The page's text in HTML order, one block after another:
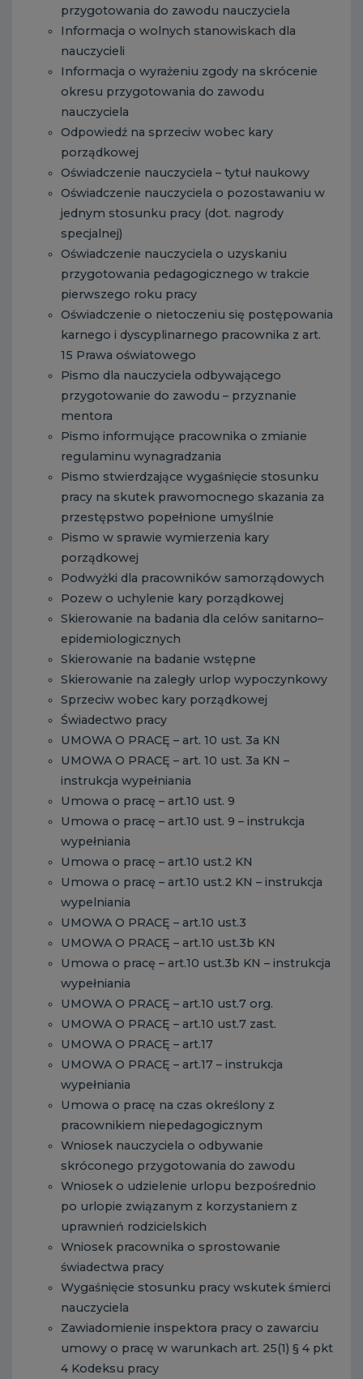
przygotowania do zawodu nauczyciela
Informacja o wolnych stanowiskach dla
nauczycieli
Informacja o wyrażeniu zgody na skrócenie
okresu przygotowania do zawodu
nauczyciela
Odpowiedź na sprzeciw wobec kary
porządkowej
Oświadczenie nauczyciela – tytuł naukowy
Oświadczenie nauczyciela o pozostawaniu w
jednym stosunku pracy (dot. nagrody
specjalnej)
Oświadczenie nauczyciela o uzyskaniu
przygotowania pedagogicznego w trakcie
pierwszego roku pracy
Oświadczenie o nietoczeniu się postępowania
karnego i dyscyplinarnego pracownika z art.
15 Prawa oświatowego
Pismo dla nauczyciela odbywającego
przygotowanie do zawodu – przyznanie
mentora
Pismo informujące pracownika o zmianie
regulaminu wynagradzania
Pismo stwierdzające wygaśnięcie stosunku
pracy na skutek prawomocnego skazania za
przestępstwo popełnione umyślnie
Pismo w sprawie wymierzenia kary
porządkowej
Podwyżki dla pracowników samorządowych
Pozew o uchylenie kary porządkowej
Skierowanie na badania dla celów sanitarno–
epidemiologicznych
Skierowanie na badanie wstępne
Skierowanie na zaległy urlop wypoczynkowy
Sprzeciw wobec kary porządkowej
Świadectwo pracy
UMOWA O PRACĘ – art. 10 ust. 3a KN
UMOWA O PRACĘ – art. 10 ust. 3a KN –
instrukcja wypełniania
Umowa o pracę – art.10 ust. 9
Umowa o pracę – art.10 ust. 9 – instrukcja
wypełniania
Umowa o pracę – art.10 ust.2 KN
Umowa o pracę – art.10 ust.2 KN – instrukcja
wypelniania
UMOWA O PRACĘ – art.10 ust.3
UMOWA O PRACĘ – art.10 ust.3b KN
Umowa o pracę – art.10 ust.3b KN – instrukcja
wypełniania
UMOWA O PRACĘ – art.10 ust.7 org.
UMOWA O PRACĘ – art.10 ust.7 zast.
UMOWA O PRACĘ – art.17
UMOWA O PRACĘ – art.17 – instrukcja
wypełniania
Umowa o pracę na czas określony z
pracownikiem niepedagogicznym
Wniosek nauczyciela o odbywanie
skróconego przygotowania do zawodu
Wniosek o udzielenie urlopu bezpośrednio
po urlopie związanym z korzystaniem z
uprawnień rodzicielskich
Wniosek pracownika o sprostowanie
świadectwa pracy
Wygaśnięcie stosunku pracy wskutek śmierci
nauczyciela
Zawiadomienie inspektora pracy o zawarciu
umowy o pracę w warunkach art. 25(1) § 4 pkt
4 Kodeksu pracy